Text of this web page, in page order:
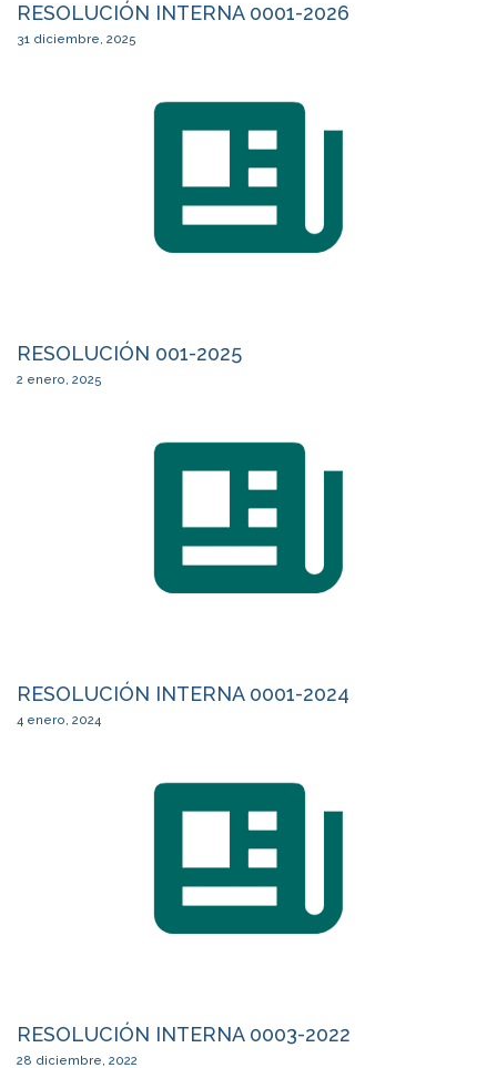
RESOLUCIÓN INTERNA 0001-2026
31 diciembre, 2025
RESOLUCIÓN 001-2025
2 enero, 2025
RESOLUCIÓN INTERNA 0001-2024
4 enero, 2024
RESOLUCIÓN INTERNA 0003-2022
28 diciembre, 2022